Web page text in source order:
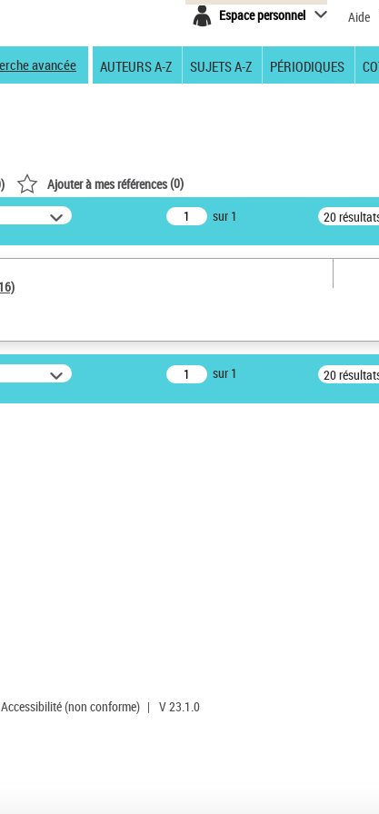
Espace personnel Aide
avancée AUTEURS A-Z SUJETS A-Z PÉRIODIQUES
) Ajouter à mes références(0)
sur 1 20
sur 1 20
Accessibilité (non conforme) | V 23.1.0